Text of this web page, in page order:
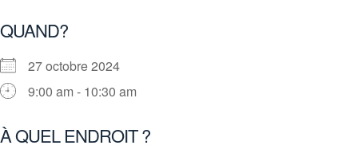
QUAND?
27 octobre 2024
9:00 am - 10:30 am
À QUEL ENDROIT ?